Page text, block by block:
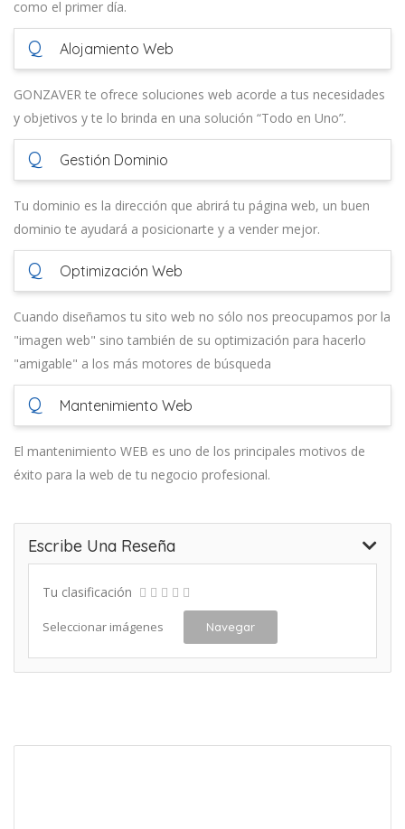
como el primer día.
Q Alojamiento Web
GONZAVER te ofrece soluciones web acorde a tus necesidades
y objetivos y te lo brinda en una solución “Todo en Uno”.
Q Gestión Dominio
Tu dominio es la dirección que abrirá tu página web, un buen
dominio te ayudará a posicionarte y a vender mejor.
Q Optimización Web
Cuando diseñamos tu sito web no sólo nos preocupamos por la
"imagen web" sino también de su optimización para hacerlo
"amigable" a los más motores de búsqueda
Q Mantenimiento Web
El mantenimiento WEB es uno de los principales motivos de
éxito para la web de tu negocio profesional.
Escribe Una Reseña
Tu clasificación
Seleccionar imágenes Navegar